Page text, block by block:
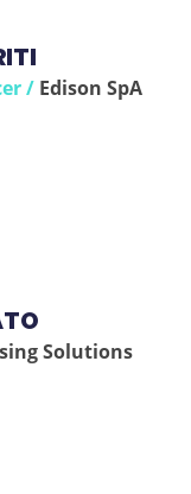
/ Edison SpA
Solutions